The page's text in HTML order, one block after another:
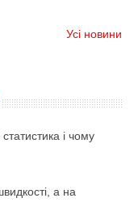
Усі новини
і чому
а на